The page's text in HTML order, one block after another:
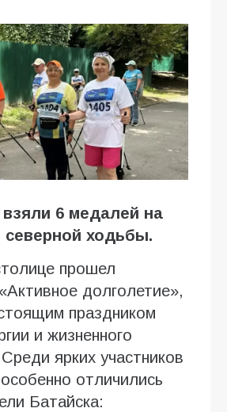
6 медалей на
северной ходьбы.
прошел
долголетие»,
праздником
и жизненного
ярких участников
отличились
Батайска: